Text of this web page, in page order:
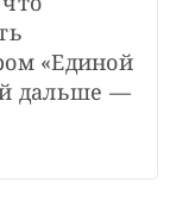
«Единой
дальше —